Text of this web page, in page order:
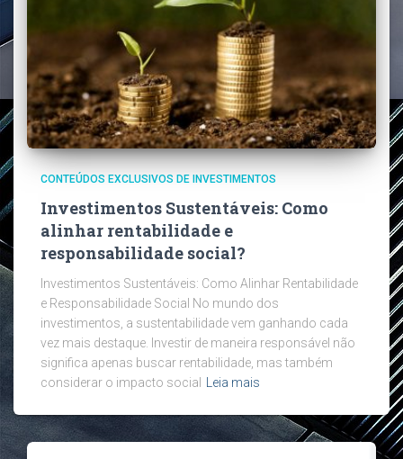
CONTEÚDOS EXCLUSIVOS DE INVESTIMENTOS
Investimentos Sustentáveis: Como
alinhar rentabilidade e
responsabilidade social?
Investimentos Sustentáveis: Como Alinhar Rentabilidade
e Responsabilidade Social No mundo dos
investimentos, a sustentabilidade vem ganhando cada
vez mais destaque. Investir de maneira responsável não
significa apenas buscar rentabilidade, mas também
considerar o impacto social
Leia mais